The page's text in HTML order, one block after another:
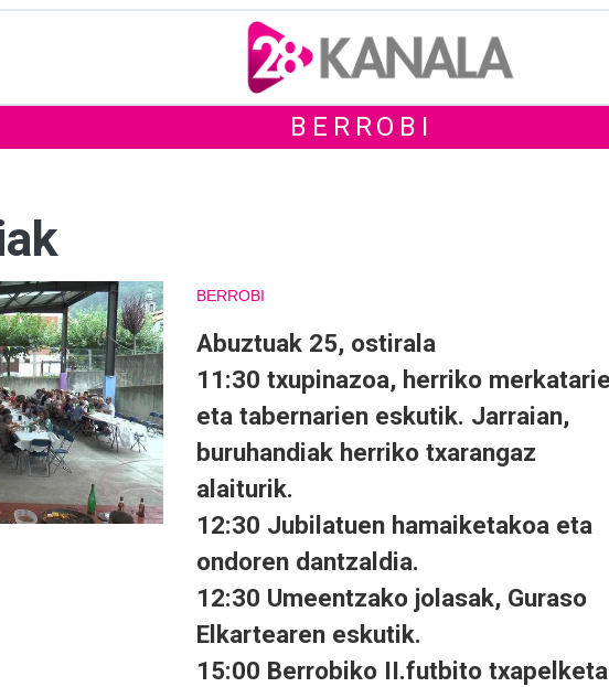
BERROBI
BERROBI
Abuztuak 25, ostirala
11:30 txupinazoa, herriko
eta tabernarien eskutik. Jarraian,
buruhandiak herriko txarangaz
alaiturik.
12:30 Jubilatuen hamaiketakoa eta
ondoren dantzaldia.
12:30 Umeentzako jolasak, Guraso
Elkartearen eskutik.
15:00 Berrobiko II.futbito